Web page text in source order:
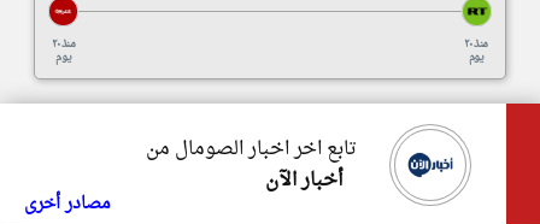
منذ ٢٠
يوم
منذ ٢٠
يوم
تابع اخر اخبار الصومال من
أخبار الآن
مصادر أخرى